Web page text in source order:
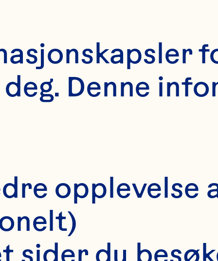
Denne
opplevelse
sider du